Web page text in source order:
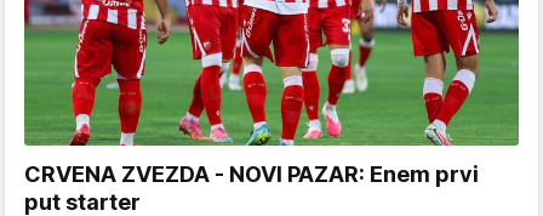
CRVENA ZVEZDA - NOVI PAZAR: Enem prvi
put starter